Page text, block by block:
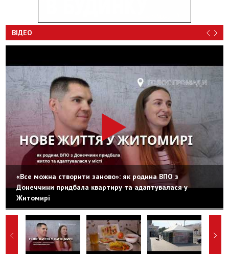
ВІДЕО
«Все можна створити заново»: як родина ВПО з
Донеччини придбала квартиру та адаптувалася у
Житомирі